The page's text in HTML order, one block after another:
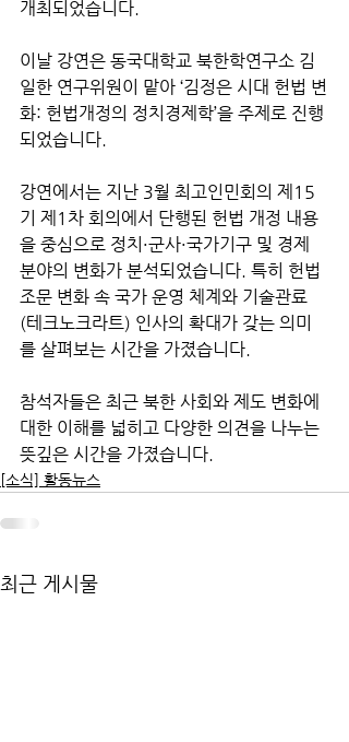
개최되었습니다.
이날 강연은 동국대학교 북한학연구소 김
일한 연구위원이 맡아 ‘김정은 시대 헌법 변
화: 헌법개정의 정치경제학’을 주제로 진행
되었습니다.
강연에서는 지난 3월 최고인민회의 제15
기 제1차 회의에서 단행된 헌법 개정 내용
을 중심으로 정치·군사·국가기구 및 경제
분야의 변화가 분석되었습니다. 특히 헌법
조문 변화 속 국가 운영 체계와 기술관료
(테크노크라트) 인사의 확대가 갖는 의미
를 살펴보는 시간을 가졌습니다.
참석자들은 최근 북한 사회와 제도 변화에
대한 이해를 넓히고 다양한 의견을 나누는
뜻깊은 시간을 가졌습니다.
[소식] 활동뉴스
최근 게시물